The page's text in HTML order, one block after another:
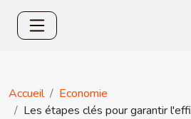
Accueil
Economie
Les étapes clés pour garantir